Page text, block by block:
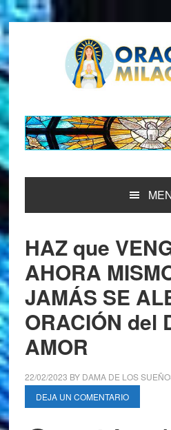
Saltar
a
la
navegación
principal
Saltar
al
contenido
principal
Saltar
a
la
barra
lateral
principal
Saltar
al
pie
de
página
HAZ que
AHORA
JAMÁS SE
ORACIÓN del
AMOR
22/02/2023 BY DAMA DE LOS
DEJA UN COMENTARIO